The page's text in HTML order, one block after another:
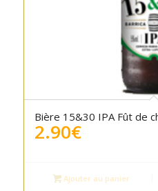
Bière 15&30 IPA Fût de
2.90€
Ajouter au panier